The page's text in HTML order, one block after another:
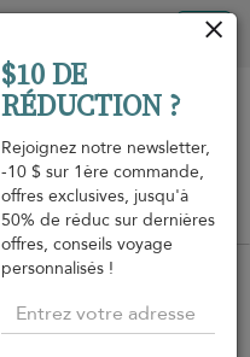
$10 DE
RÉDUCTION ?
Rejoignez notre newsletter,
-10 $ sur 1ère commande,
offres exclusives, jusqu'à
50% de réduc sur dernières
offres, conseils voyage
personnalisés !